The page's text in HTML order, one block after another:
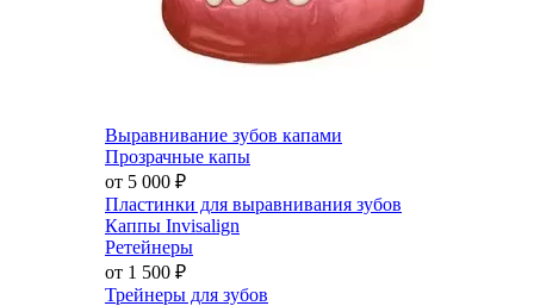
Выравнивание зубов капами
Прозрачные капы
от 5 000 ₽
Пластинки для выравнивания зубов
Каппы Invisalign
Ретейнеры
от 1 500 ₽
Трейнеры для зубов